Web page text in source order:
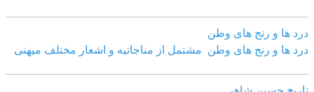
درد ها و رنج های وطن
درد ها و رنج های وطن مشتمل از مناجاتیه و اشعار مختلف میهنی